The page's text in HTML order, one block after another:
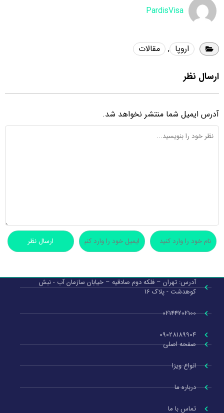
PardisVisa
اروپا , مقالات
ارسال نظر
آدرس ایمیل شما منتشر نخواهد شد.
آدرس: تهران – فلکه دوم صادقیه – خیابان سازمان آب - نبش
کوهدشت - پلاک 16
02144202100
09028189904
صفحه اصلی
انواع ویزا
درباره ما
تماس با ما